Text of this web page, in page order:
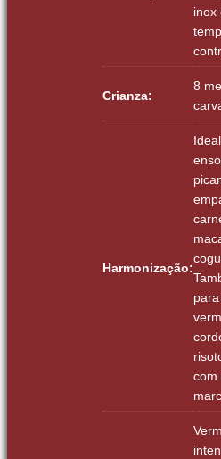
inox
Crianza:
8
Harmonização:
com